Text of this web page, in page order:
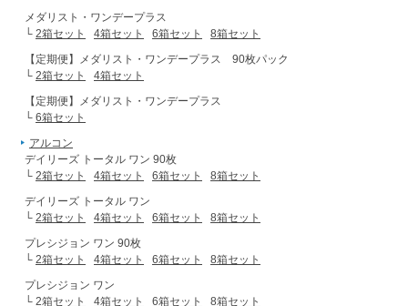
メダリスト・ワンデープラス
└ 2箱セット 4箱セット 6箱セット
8箱セット
【定期便】メダリスト・ワンデープラス 90枚パック
└ 2箱セット
4箱セット
【定期便】メダリスト・ワンデープラス
└ 6箱セット
アルコン
デイリーズ トータル ワン 90枚
└ 2箱セット 4箱セット 6箱セット
8箱セット
デイリーズ トータル ワン
└ 2箱セット 4箱セット 6箱セット
8箱セット
プレシジョン ワン 90枚
└ 2箱セット 4箱セット 6箱セット
8箱セット
プレシジョン ワン
└ 2箱セット 4箱セット 6箱セット
8箱セット